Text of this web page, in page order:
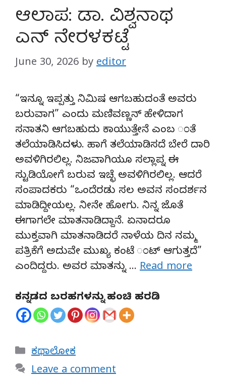
ಆಲಾಪ: ಡಾ. ವಿಶ್ವನಾಥ
ಎನ್ ನೇರಳಕಟ್ಟೆ
June 30, 2026 by editor
“ಇನ್ನೂ ಇಪ್ಪತ್ತು ನಿಮಿಷ ಆಗಬಹುದಂತೆ ಅವರು
ಬರುವಾಗ” ಎಂದು ಮಣಿವಣ್ಣನ್ ಹೇಳಿದಾಗ
ಸನಾತನಿ ಆಗಬಹುದು ಕಾಯುತ್ತೇನೆ ಎಂಬ ಂತೆ
ತಲೆಯಾಡಿಸಿದಳು. ಹಾಗೆ ತಲೆಯಾಡಿಸದೆ ಬೇರೆ ದಾರಿ
ಅವಳಿಗಿರಲಿಲ್ಲ. ನಿಜವಾಗಿಯೂ ಸಲ್ಲಾಪ್ನ ಈ
ಸ್ಟುಡಿಯೋಗೆ ಬರುವ ಇಚ್ಛೆ ಅವಳಿಗಿರಲಿಲ್ಲ. ಆದರೆ
ಸಂಪಾದಕರು “ಒಂದೆರಡು ಸಲ ಅವನ ಸಂದರ್ಶನ
ಮಾಡಿದ್ದೀಯಲ್ಲ. ನೀನೇ ಹೋಗು. ನಿನ್ನ ಜೊತೆ
ಈಗಾಗಲೇ ಮಾತನಾಡಿದ್ದಾನೆ. ಏನಾದರೂ
ಮುಕ್ತವಾಗಿ ಮಾತನಾಡಿದರೆ ನಾಳೆಯ ದಿನ ನಮ್ಮ
ಪತ್ರಿಕೆಗೆ ಅದುವೇ ಮುಖ್ಯ ಕಂಟೆ ಂಟ್ ಆಗುತ್ತದೆ”
ಎಂದಿದ್ದರು. ಅವರ ಮಾತನ್ನು … Read more
ಕನ್ನಡದ ಬರಹಗಳನ್ನು ಹಂಚಿ ಹರಡಿ
Categories
ಕಥಾಲೋಕ
Leave a comment